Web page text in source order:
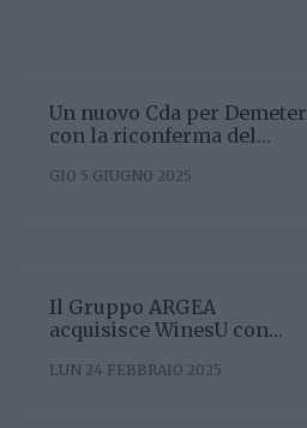
Un nuovo Cda per Demeter
con la riconferma del
GIO 5 GIUGNO 2025
Il Gruppo ARGEA
acquisisce WinesU con
posizionamento negli Stati
LUN 24 FEBBRAIO 2025